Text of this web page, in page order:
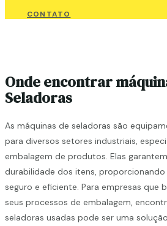
CONTATO
Onde encontrar
Seladoras
As máquinas de seladoras são
para diversos setores industriais,
embalagem de produtos. Elas
durabilidade dos itens,
seguro e eficiente. Para empresas que
seus processos de embalagem,
seladoras usadas pode ser uma